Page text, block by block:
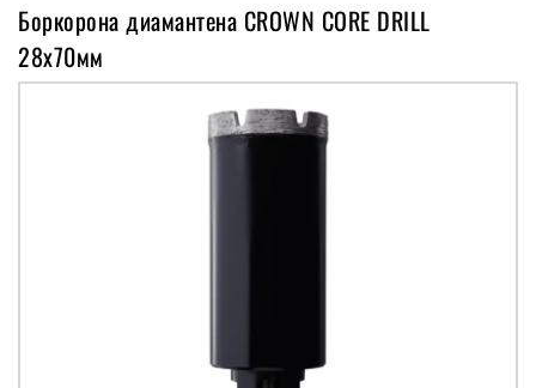
Боркорона диамантeна CROWN CORE DRILL
28х70мм